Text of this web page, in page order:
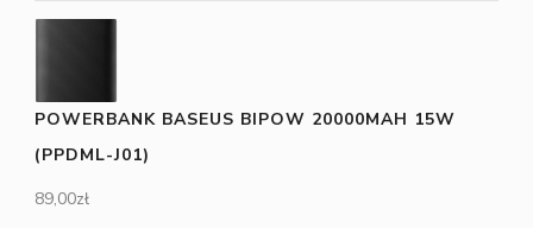
POWERBANK BASEUS BIPOW 20000MAH 15W
(PPDML-J01)
89,00zł